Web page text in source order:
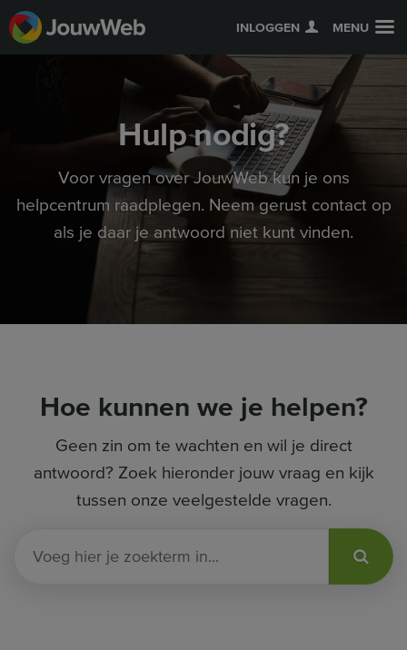
INLOGGEN MENU
Hulp nodig?
Voor vragen over JouwWeb kun je ons
helpcentrum raadplegen. Neem gerust contact op
als je daar je antwoord niet kunt vinden.
Hoe kunnen we je helpen?
Geen zin om te wachten en wil je direct
antwoord? Zoek hieronder jouw vraag en kijk
tussen onze veelgestelde vragen.
o